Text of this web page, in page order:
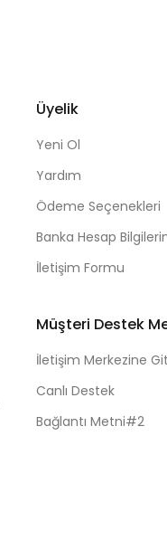
Üyelik
Yeni Ol
Yardım
Ödeme Seçenekleri
Banka Hesap
İletişim Formu
Müşteri Destek
İletişim Merkezine Git
Canlı Destek
Bağlantı Metni#2